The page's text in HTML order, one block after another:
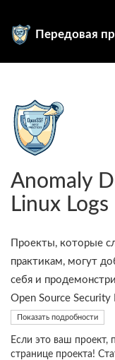
Передовая
Anomaly
Linux Logs
Проекты, которые
практикам, могут
себя и
Open Source Security
Показать подробности
Если это ваш проект,
странице проекта!